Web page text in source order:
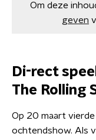
Om deze
geven
Di-rect
The Rolling
Op 20 maart vierde
ochtendshow. Als